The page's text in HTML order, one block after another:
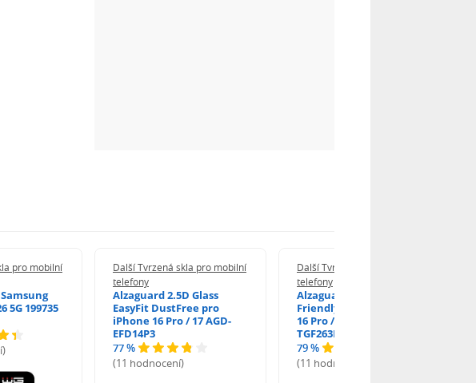
pro mobilní
5G 199735
Další Tvrzená skla pro mobilní
telefony
Alzaguard 2.5D Glass
EasyFit DustFree pro
iPhone 16 Pro / 17 AGD-
EFD14P3
77 %
(11 hodnocení)
Další Tvrzená skla pro mobilní
telefony
Alzaguard 2.5D Case
Friendly Glass pro iPhone
16 Pro / 17 / 17 Pro AGD-
TGF263P2
79 %
(11 hodnocení)